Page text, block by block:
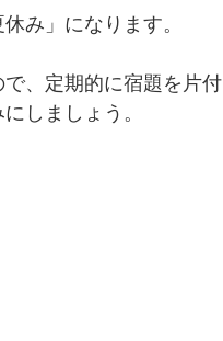
み」になります。
、定期的に宿題を片付
しましょう。